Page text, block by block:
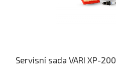
Servisní sada VARI XP-200